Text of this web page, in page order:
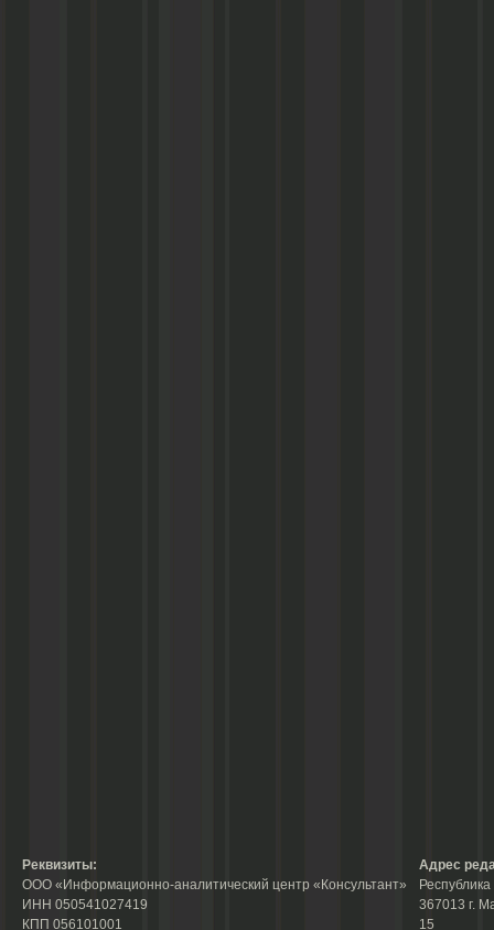
Реквизиты:
ООО «Информационно-аналитический центр «Консультант»
ИНН 050541027419
КПП 056101001
Адрес
367013 г.
15